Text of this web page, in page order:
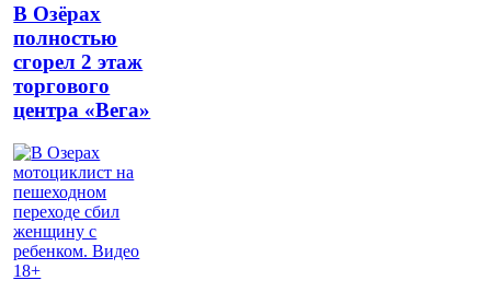
В Озёрах
полностью
сгорел 2 этаж
торгового
центра «Вега»